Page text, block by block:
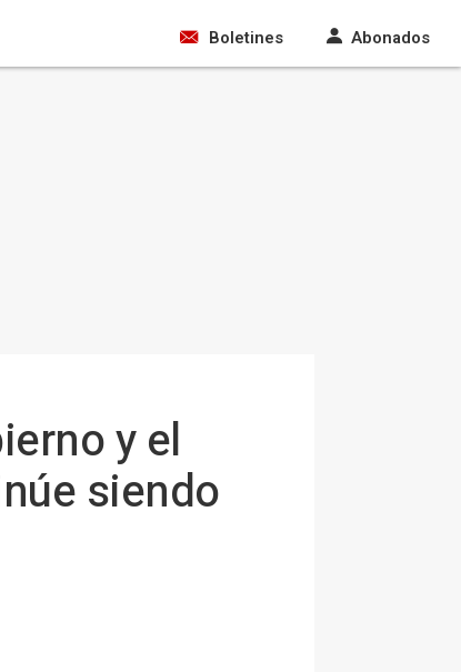
Boletines Abonados
y el
siendo